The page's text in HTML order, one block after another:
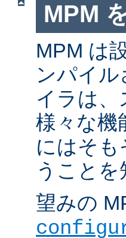
MPM
MPM は
ンパイ
イラは
様々な機
にはそ
うこと
望みの